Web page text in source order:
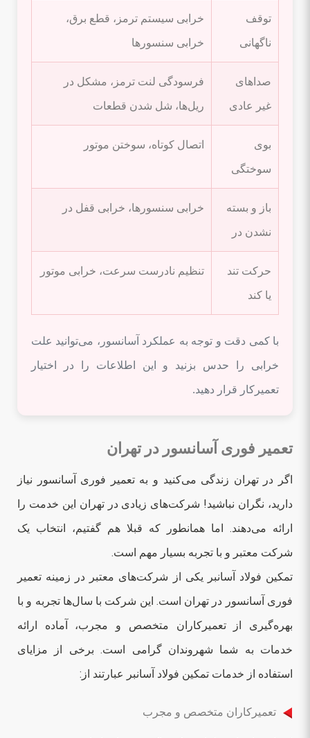
توقف
ناگهانی
خرابی سیستم ترمز، قطع برق،
خرابی سنسورها
صداهای
غیر عادی
فرسودگی لنت ترمز، مشکل در
ریل‌ها، شل شدن قطعات
بوی
سوختگی
اتصال کوتاه، سوختن موتور
باز و بسته
نشدن در
خرابی سنسورها، خرابی قفل در
حرکت تند
یا کند
تنظیم نادرست سرعت، خرابی موتور
با کمی دقت و توجه به عملکرد آسانسور، می‌توانید علت
خرابی را حدس بزنید و این اطلاعات را در اختیار
تعمیرکار قرار دهید.
تعمیر فوری آسانسور در تهران
اگر در تهران زندگی می‌کنید و به تعمیر فوری آسانسور نیاز
دارید، نگران نباشید! شرکت‌های زیادی در تهران این خدمت را
ارائه می‌دهند. اما همانطور که قبلا هم گفتیم، انتخاب یک
شرکت معتبر و با تجربه بسیار مهم است.
تمکین فولاد آسانبر یکی از شرکت‌های معتبر در زمینه تعمیر
فوری آسانسور در تهران است. این شرکت با سال‌ها تجربه و با
بهره‌گیری از تعمیرکاران متخصص و مجرب، آماده ارائه
خدمات به شما شهروندان گرامی است. برخی از مزایای
استفاده از خدمات تمکین فولاد آسانبر عبارتند از:
تعمیرکاران متخصص و مجرب